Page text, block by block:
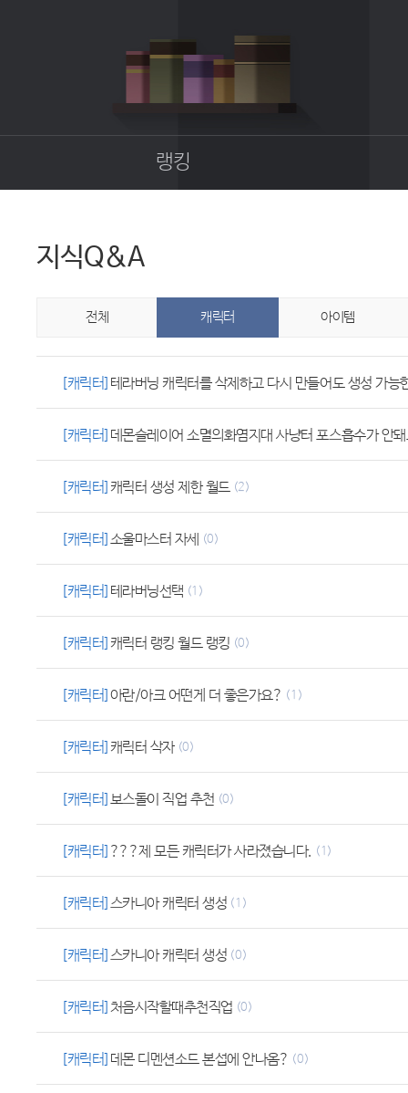
랭킹
지식Q&A
전체 캐릭터 아이템
[캐릭터] 테라버닝 캐릭터를 삭제하고 다시 만들어도 생성 가능
[캐릭터] 데몬슬레이어 소멸의화염지대 사냥터 포스흡수가 안
[캐릭터] 캐릭터 생성 제한 월드 (2)
[캐릭터] 소울마스터 자세 (0)
[캐릭터] 테라버닝선택 (1)
[캐릭터] 캐릭터 랭킹 월드 랭킹 (0)
[캐릭터] 아란/아크 어떤게 더 좋은가요? (1)
[캐릭터] 캐릭터 삭자 (0)
[캐릭터] 보스돌이 직업 추천 (0)
[캐릭터] ???제 모든 캐릭터가 사라졌습니다. (1)
[캐릭터] 스카니아 캐릭터 생성 (1)
[캐릭터] 스카니아 캐릭터 생성 (0)
[캐릭터] 처음시작할때추천직업 (0)
[캐릭터] 데몬 디멘션소드 본섭에 안나옴? (0)